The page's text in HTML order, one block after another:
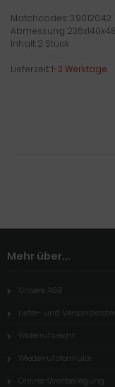
Matchcodes: 3.90.120.42
Abmessung:
Inhalt: 2 Stück
Lieferzeit:1-3 Werktage
Mehr über...
Unsere AGB
Liefer- und
Widerrufsrecht
Wiederrufsformular
Online-Streitbeilegung